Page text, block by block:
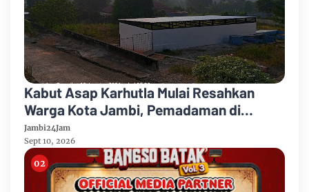
Kabut Asap Karhutla Mulai Resahkan
Warga Kota Jambi, Pemadaman di
Sungai Gelam Terus Dikebut
Jambi24Jam
Sept 10, 2026